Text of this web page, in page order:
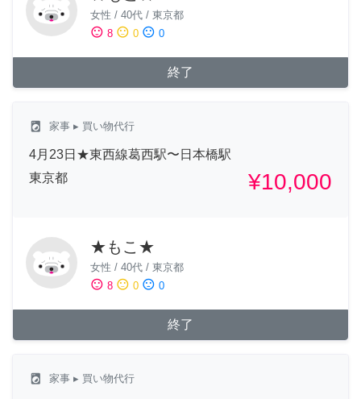
女性 / 40代 / 東京都
sentiment_satisfied 8 sentiment_neutral 0 sentiment_dissatisfied 0
終了
local_laundry_service 家事 ▸ 買い物代行
4月23日★東西線葛西駅〜日本橋駅
東京都
¥10,000
★もこ★
女性 / 40代 / 東京都
sentiment_satisfied 8 sentiment_neutral 0 sentiment_dissatisfied 0
終了
local_laundry_service 家事 ▸ 買い物代行